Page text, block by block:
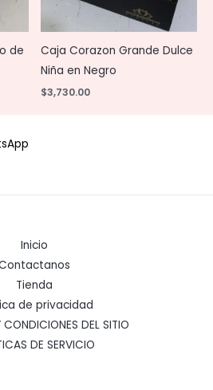
de
Caja Corazon Grande Dulce
Niña en Negro
$3,730.00
Inicio
Tienda
de privacidad
CONDICIONES DEL SITIO
DE SERVICIO